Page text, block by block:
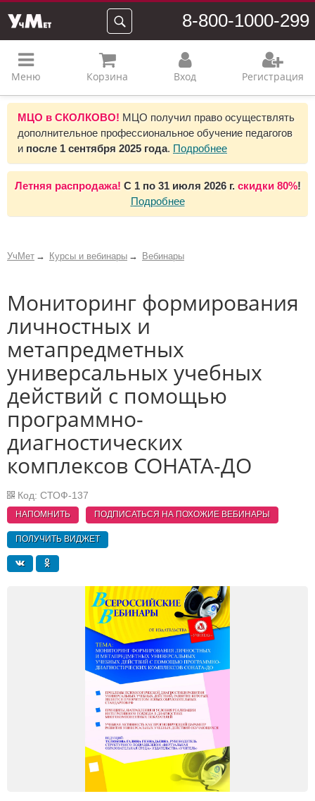
8-800-1000-299
Меню Корзина Вход Регистрация
МЦО в СКОЛКОВО! МЦО получил право осуществлять
дополнительное профессиональное обучение педагогов
и после 1 сентября 2025 года. Подробнее
Летняя распродажа! С 1 по 31 июля 2026 г. скидки 80%!
Подробнее
УчМет Курсы и вебинары Вебинары
Мониторинг формирования
личностных и
метапредметных
универсальных учебных
действий с помощью
программно-
диагностических
комплексов СОНАТА-ДО
Код: СТОФ-137
НАПОМНИТЬ ПОДПИСАТЬСЯ НА ПОХОЖИЕВЕБИНАРЫ
ПОЛУЧИТЬ ВИДЖЕТ